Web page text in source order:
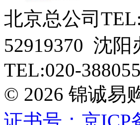
北京总公司
52919370 沈
TEL:020-
© 2026 锦诚易